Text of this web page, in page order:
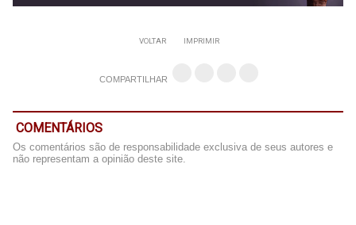
VOLTAR IMPRIMIR
COMPARTILHAR
COMENTÁRIOS
Os comentários são de responsabilidade exclusiva de seus autores e
não representam a opinião deste site.